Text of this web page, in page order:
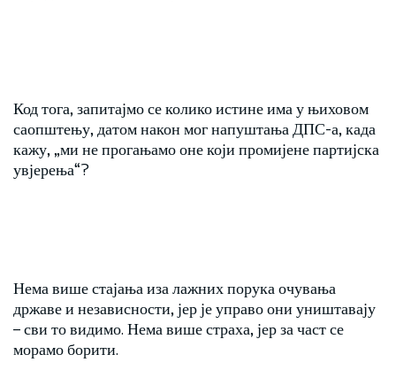
Код тога, запитајмо се колико истине има у њиховом
саопштењу, датом након мог напуштања ДПС-а, када
кажу, „ми не прогањамо оне који промијене партијска
увјерења“?
Нема више стајања иза лажних порука очувања
државе и независности, јер је управо они уништавају
– сви то видимо. Нема више страха, јер за част се
морамо борити.